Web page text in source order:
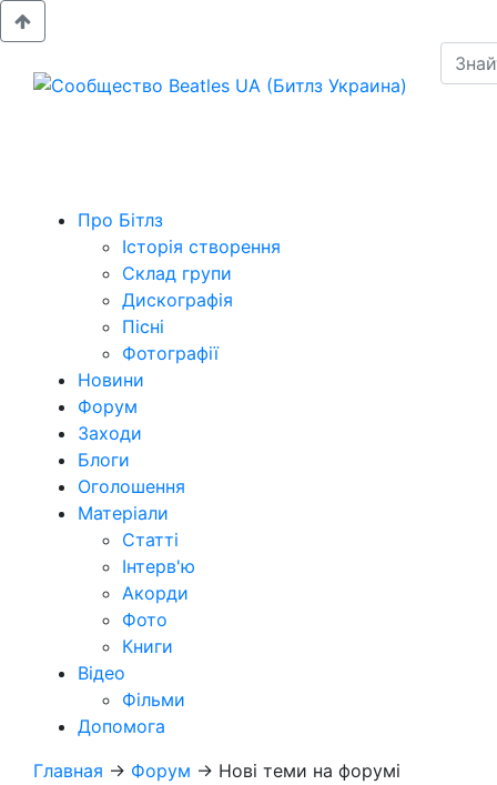
Про Бітлз
Історія створення
Склад групи
Дискографія
Пісні
Фотографії
Новини
Форум
Заходи
Блоги
Оголошення
Матеріали
Статті
Інтерв'ю
Акорди
Фото
Книги
Відео
Фільми
Допомога
Главная → Форум → Нові теми на форумі